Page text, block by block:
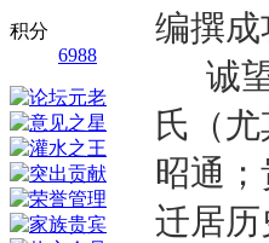
积分
6988
编撰
诚望
氏（
昭通
迁居